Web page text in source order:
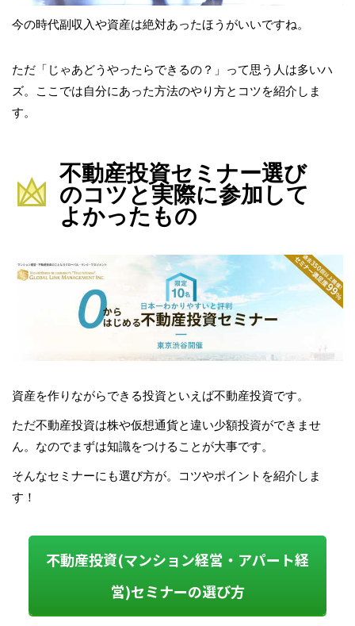
今の時代副収入や資産は絶対あったほうがいいですね。
ただ「じゃあどうやったらできるの？」って思う人は多いハ
ズ。ここでは自分にあった方法のやり方とコツを紹介しま
す。
不動産投資セミナー選び
のコツと実際に参加して
よかったもの
資産を作りながらできる投資といえば不動産投資です。
ただ不動産投資は株や仮想通貨と違い少額投資ができませ
ん。なのでまずは知識をつけることが大事です。
そんなセミナーにも選び方が。コツやポイントを紹介しま
す！
不動産投資(マンション経営・アパート経
営)セミナーの選び方